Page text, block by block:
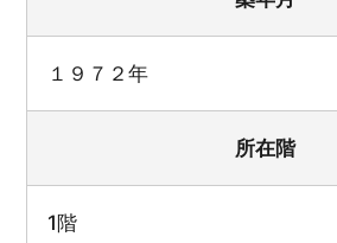
１９７２年
所在階
1階